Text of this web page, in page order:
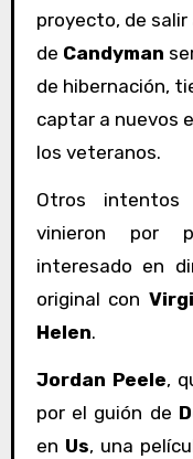
proyecto, de
de Candyman
de hibernación,
captar a nuevos
los veteranos.
Otros intentos de resucitar la franquicia
vinieron por
interesado en
original con
Helen.
Jordan Peele,
por el guión de
en Us, una